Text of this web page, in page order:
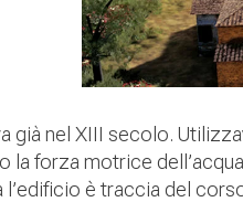
nel XIII secolo.
la forza motrice
è traccia del